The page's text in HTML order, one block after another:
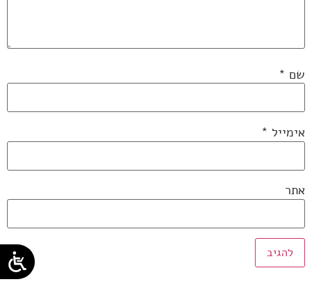
שם *
אימייל *
אתר